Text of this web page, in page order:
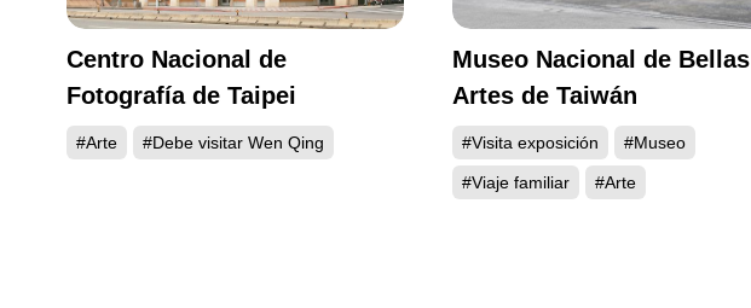
Centro Nacional de
Fotografía de Taipei
#Arte #Debe visitar Wen Qing
Museo Nacional de Bellas
Artes de Taiwán
#Visita exposición #Museo
#Viaje familiar #Arte